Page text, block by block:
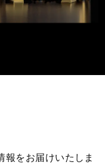
報をお届けいたしま